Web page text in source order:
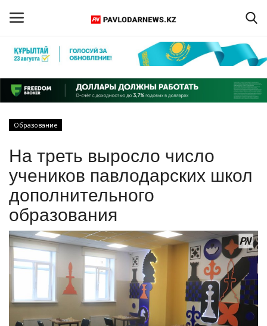
Регистрация
Главная
ПАВЛОДАРСКАЯ ОБЛАСТЬ
КАЗАХСТАН
МИР
СПЕЦПРОЕКТЫ
СПОРТ
Чек-лист
Образование
На треть выросло число
учеников павлодарских школ
дополнительного
образования